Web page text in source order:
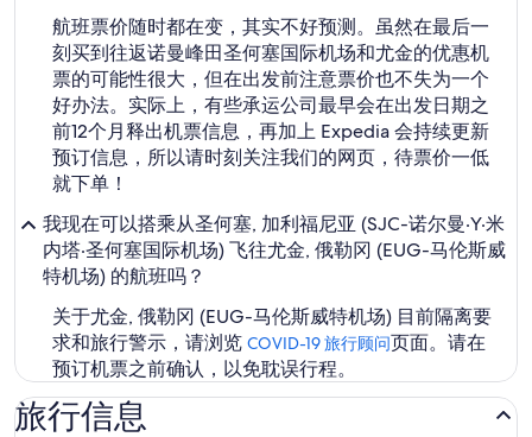
航班票价随时都在变，其实不好预测。虽然在最后一
刻买到往返诺曼峰田圣何塞国际机场和尤金的优惠机
票的可能性很大，但在出发前注意票价也不失为一个
好办法。实际上，有些承运公司最早会在出发日期之
前12个月释出机票信息，再加上 Expedia 会持续更新
预订信息，所以请时刻关注我们的网页，待票价一低
就下单！
我现在可以搭乘从圣何塞, 加利福尼亚 (SJC-诺尔曼·Y·米
内塔·圣何塞国际机场) 飞往尤金, 俄勒冈 (EUG-马伦斯威
特机场) 的航班吗？
关于尤金, 俄勒冈 (EUG-马伦斯威特机场) 目前隔离要
求和旅行警示，请浏览 COVID-19 旅行顾问页面。请在
预订机票之前确认，以免耽误行程。
旅行信息